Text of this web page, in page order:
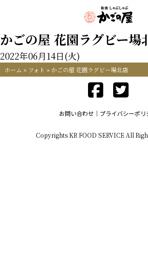
かごの屋 花園ラグビー場
2022年06月14日(火)
ホーム » フォト » かごの屋 花園ラグビー場北店
お問い合わせ プライバシーポリ
Copyrights KR FOOD SERVICE All